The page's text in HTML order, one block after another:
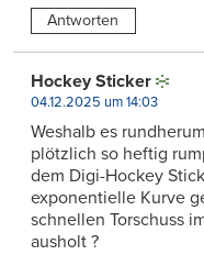
Antworten
Hockey Sticker
04.12.2025 um 14:03
Weshalb es
plötzlich so heftig
dem Digi-Hockey
exponentielle Kurve
schnellen Torschuss
ausholt ?